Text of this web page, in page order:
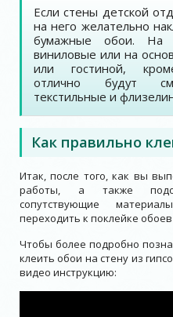
Если стены детской
на него желательно
бумажные обои. На
виниловые или на
или гостиной,
отлично будут
текстильные и
Как правильно
Итак, после того, как вы
работы, а также
сопутствующие
переходить к поклейке
Чтобы более подробно
клеить обои на стену из
видео инструкцию: